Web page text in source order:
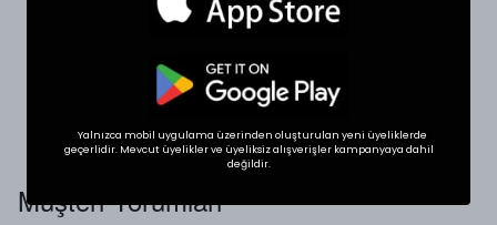
dolabınızdaki beğendiğiniz bir ürünün ölçülerini alıp
* Ölçülerde ±1 cm farklılık olabilir.
Müşteri Yorumları
Yalnızca mobil uygulama üzerinden oluşturulan yeni üyeliklerde
geçerlidir. Mevcut üyelikler ve üyeliksiz alışverişler kampanyaya dahil
değildir.